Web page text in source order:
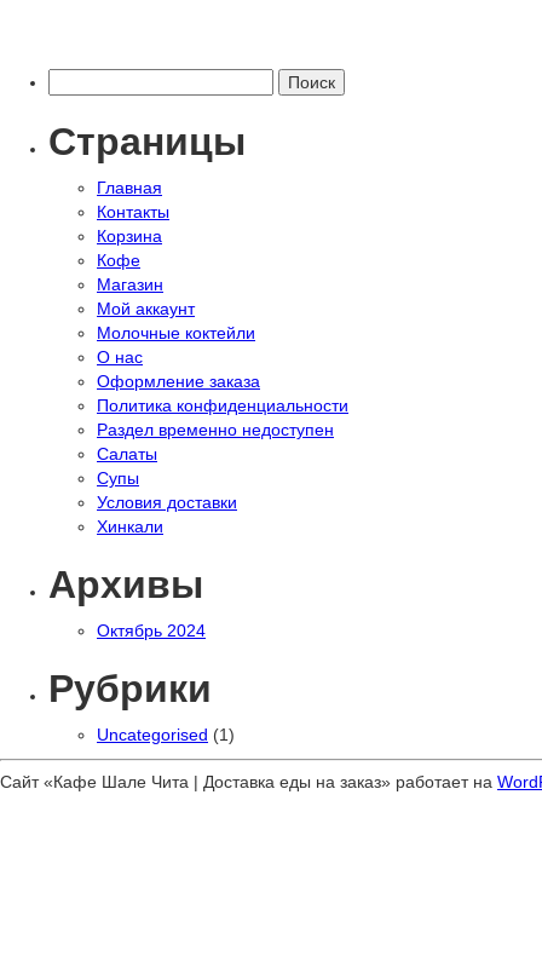
Страницы
Главная
Контакты
Корзина
Кофе
Магазин
Мой аккаунт
Молочные коктейли
О нас
Оформление заказа
Политика конфиденциальности
Раздел временно недоступен
Салаты
Супы
Условия доставки
Хинкали
Архивы
Октябрь 2024
Рубрики
Uncategorised (1)
Сайт «Кафе Шале Чита | Доставка еды на заказ» работает на